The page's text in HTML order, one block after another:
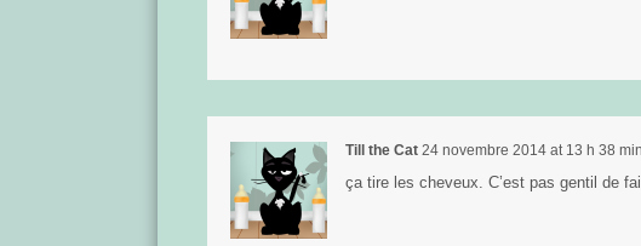
Till the Cat 24 novembre 2014 at 13 h 38 min
ça tire les cheveux. C’est pas gentil de